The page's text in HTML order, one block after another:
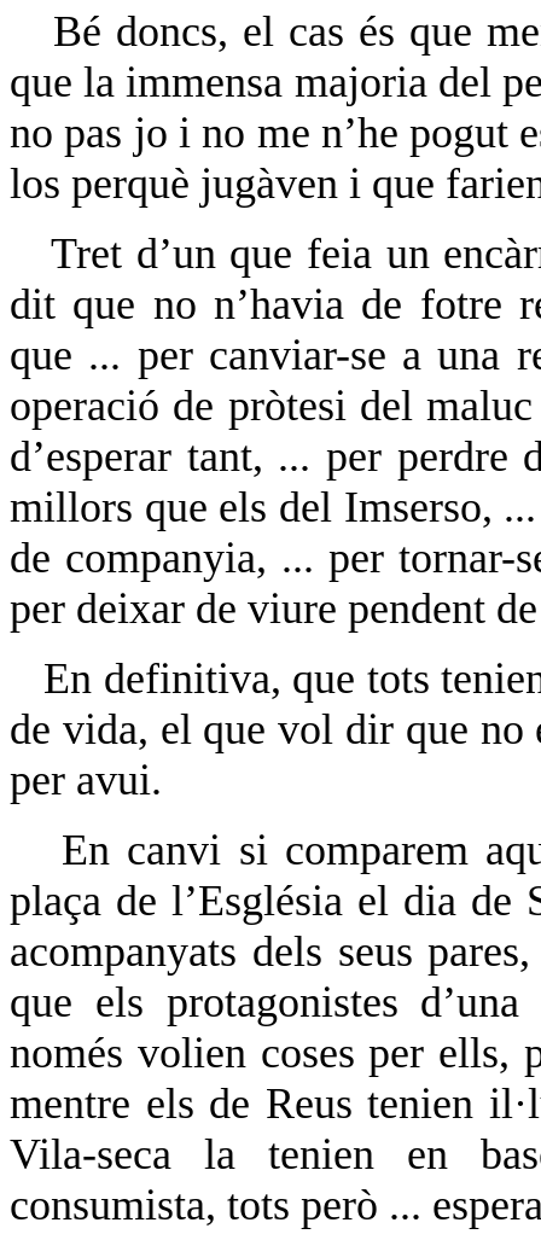
Bé doncs, el cas és que
que la immensa majoria del
no pas jo i no me n’he pogut
los perquè jugàven i que
Tret d’un que feia un
dit que no n’havia de fotre
que ... per canviar-se a una
operació de pròtesi del
d’esperar tant, ... per
millors que els del Imserso,
de companyia, ... per tornar-
per deixar de viure pendent
En definitiva, que tots
de vida, el que vol dir que no
per avui.
En canvi si comparem
plaça de l’Església el dia de
acompanyats dels seus
que els protagonistes
només volien coses per ells,
mentre els de Reus tenien
Vila-seca la tenien en
consumista, tots però ...